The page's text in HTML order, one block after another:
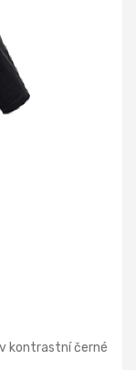
kontrastní černé